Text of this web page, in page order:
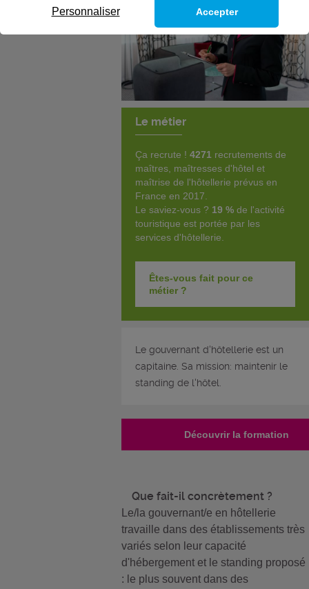
Le métier
Ça recrute ! 4271 recrutements de
maîtres, maîtresses d'hôtel et
maîtrise de l'hôtellerie prévus en
France en 2017.
Le saviez-vous ? 19 % de l'activité
touristique est portée par les
services d'hôtellerie.
Êtes-vous fait pour ce
métier ?
Le gouvernant d'hôtellerie est un
capitaine. Sa mission: maintenir le
standing de l'hôtel.
Découvrir la formation
Que fait-il concrètement ?
Le/la gouvernant/e en hôtellerie
travaille dans des établissements très
variés selon leur capacité
d'hébergement et le standing proposé
: le plus souvent dans des
Personnaliser Accepter